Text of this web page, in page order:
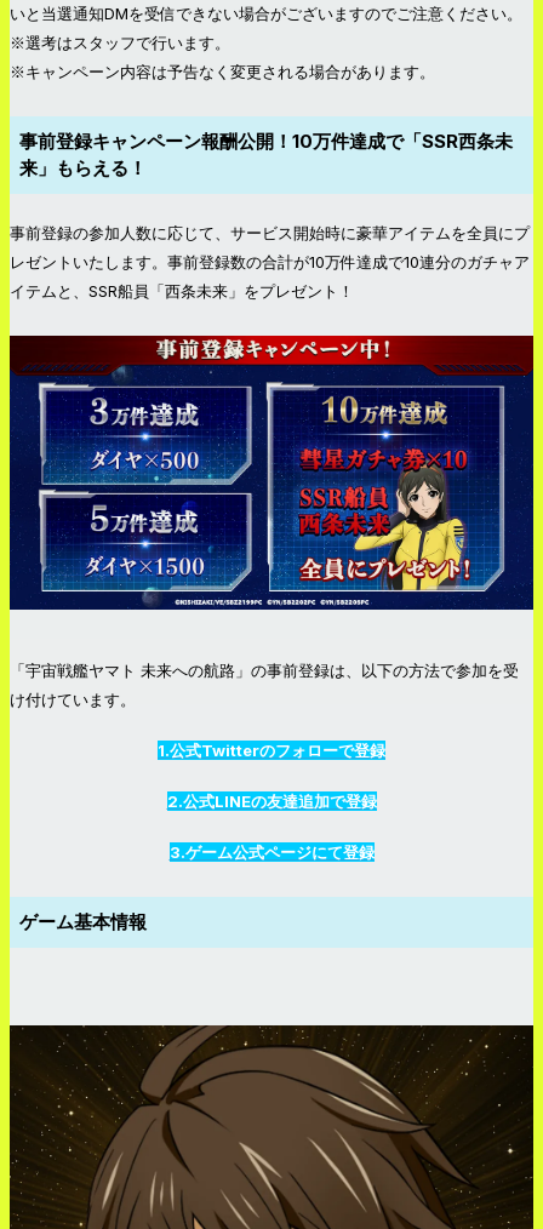
いと当選通知DMを受信できない場合がございますのでご注意ください。
※選考はスタッフで行います。
※キャンペーン内容は予告なく変更される場合があります。
事前登録キャンペーン報酬公開！10万件達成で「SSR西条未
来」もらえる！
事前登録の参加人数に応じて、サービス開始時に豪華アイテムを全員にプ
レゼントいたします。事前登録数の合計が10万件達成で10連分のガチャア
イテムと、SSR船員「西条未来」をプレゼント！
「宇宙戦艦ヤマト 未来への航路 」の事前登録は、以下の方法で参加を受
け付けています。
1.公式Twitterのフォローで登録
2.公式LINEの友達追加で登録
3.ゲーム公式ページにて登録
ゲーム基本情報